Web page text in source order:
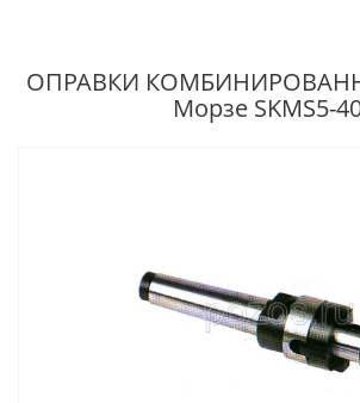
ОПРАВКИ
Морзе SKMS5-